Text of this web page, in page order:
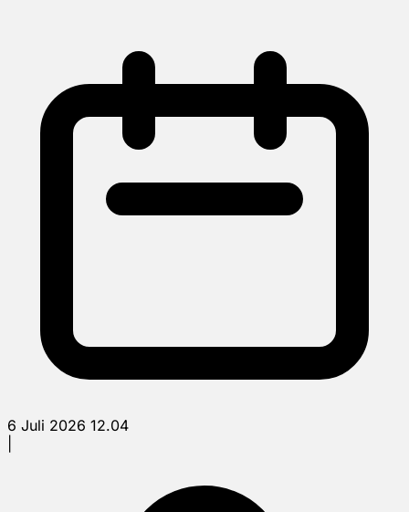
6 Juli 2026 12.04